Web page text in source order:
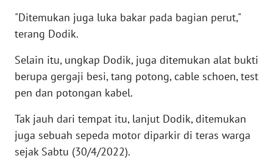
"Ditemukan juga luka bakar pada bagian perut,"
terang Dodik.
Selain itu, ungkap Dodik, juga ditemukan alat bukti
berupa gergaji besi, tang potong, cable schoen, test
pen dan potongan kabel.
Tak jauh dari tempat itu, lanjut Dodik, ditemukan
juga sebuah sepeda motor diparkir di teras warga
sejak Sabtu (30/4/2022).
WN
BARAT
WN
WN
SERAMBI